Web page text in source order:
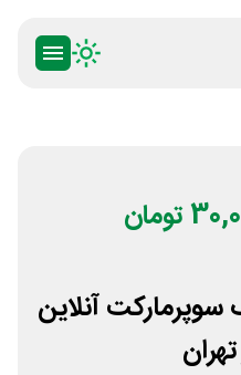
تومان
سوپرمارکت آنلاین